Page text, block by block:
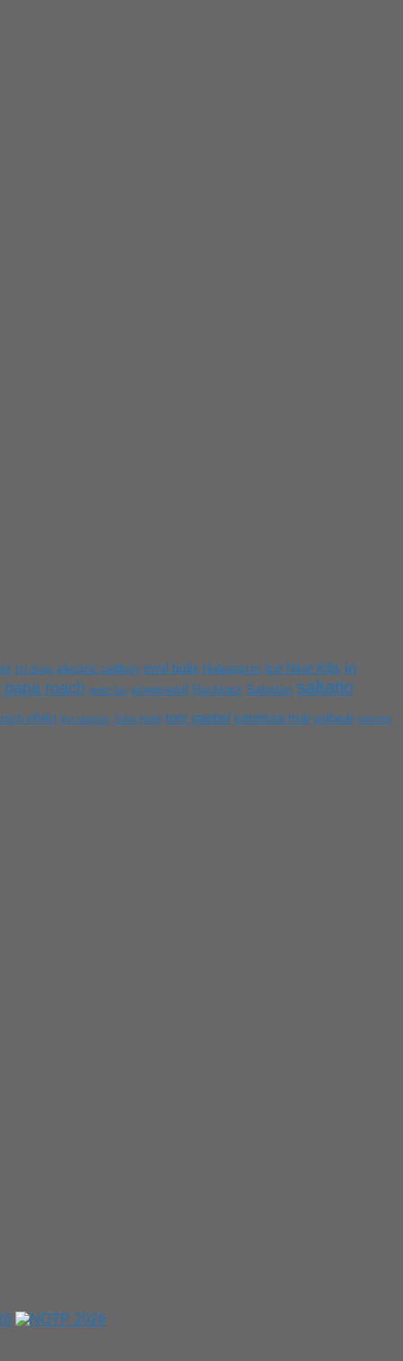
DJ Bobo electric callboy emil bulls Halestorm Ice Nine Kills in
papa roach peter fox powerwolf Rockharz Sabaton saltatio
effekt the rasmus Tokio Hotel tom gaebel vanessa mai volbeat wincent